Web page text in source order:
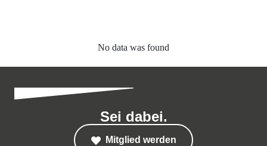
No data was found
Sei dabei.
Mitglied werden